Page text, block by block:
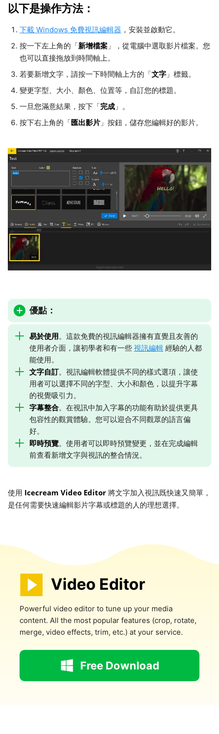
以下是操作方法：
下載 Windows 免費視訊編輯器 ，安裝並啟動它。
按一下左上角的「新增檔案 」，從電腦中選取影片檔案。您
也可以直接拖放到時間軸上。
若要新增文字，請按一下時間軸上方的「文字 」標籤。
變更字型、大小、顏色、位置等，自訂您的標題。
一旦您滿意結果，按下「完成 」。
按下右上角的「匯出影片 」按鈕，儲存您編輯好的影片。
優點：
易於使用。這款免費的視訊編輯器擁有直覺且友善的
使用者介面，讓初學者和有一些 視訊編輯 經驗的人都
能使用。
文字自訂。視訊編輯軟體提供不同的樣式選項，讓使
用者可以選擇不同的字型、大小和顏色，以提升字幕
的視覺吸引力。
字幕整合。在視訊中加入字幕的功能有助於提供更具
包容性的觀賞體驗。您可以迎合不同觀眾的語言偏
好。
即時預覽。使用者可以即時預覽變更，並在完成編輯
前查看新增文字與視訊的整合情況。
使用 Icecream Video Editor 將文字加入視訊既快速又簡單，
是任何需要快速編輯影片字幕或標題的人的理想選擇。
Video Editor
Powerful video editor to tune up your media
content. All the most popular features (crop, rotate,
merge, video effects, trim, etc.) at your service.
Free Download